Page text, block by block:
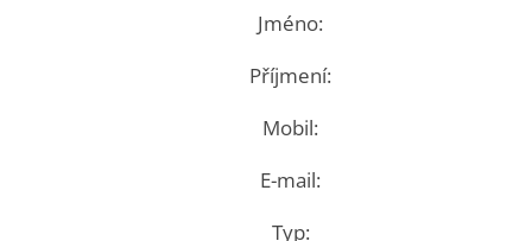
Jméno:
Příjmení:
Mobil:
E-mail:
Typ: